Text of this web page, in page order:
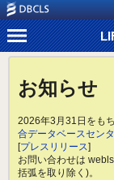
お知らせ
2026年3月31日をも
合データベースセン
[プレスリリース]
お問い合わせは
括弧を取り除く)。